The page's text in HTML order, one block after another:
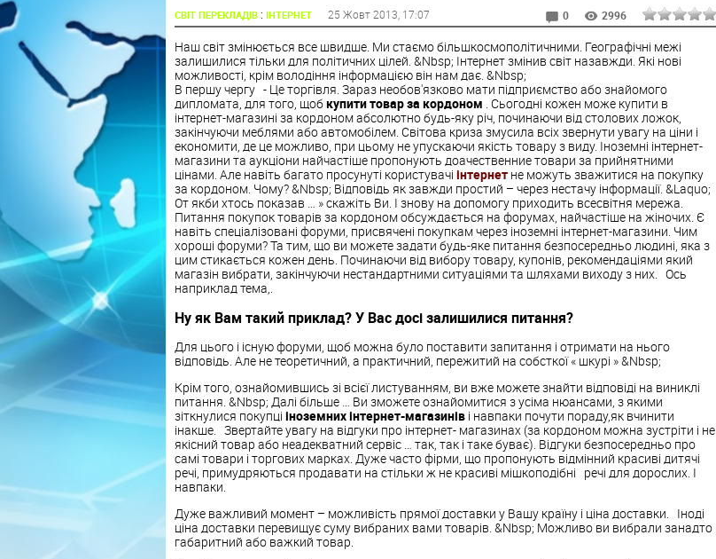
СВІТ ПЕРЕКЛАДІВ: ІНТЕРНЕТ 25 Жовт 2013 , 17:07 0 2996
Наш світ змінюється все швидше. Ми стаємо більшкосмополітичними. Географічні межі
залишилися тільки для політичних цілей. &Nbsp; Інтернет змінив світ назавжди. Які нові
можливості, крім володіння інформацією він нам дає. &Nbsp;
В першу чергу - Це торгівля. Зараз необов'язково мати підприємство або знайомого
дипломата, для того, щобкупити товар за кордоном . Сьогодні кожен може купити в
інтернет-магазині за кордоном абсолютно будь-яку річ, починаючи від столових ложок,
закінчуючи меблями або автомобілем. Світова криза змусила всіх звернути увагу на ціни і
економити, де це можливо, при цьому не упускаючи якість товару з виду. Іноземні інтернет-
магазини та аукціони найчастіше пропонують доачественние товари за прийнятними
цінами. Але навіть багато просунуті користувачі інтернетне можуть зважитися на покупку
за кордоном. Чому? &Nbsp; Відповідь як завжди простий – через нестачу інформації. &Laquo;
От якби хтось показав … » скажіть Ви. І знову на допомогу приходить всесвітня мережа.
Питання покупок товарів за кордоном обсуждається на форумах, найчастіше на жіночих. Є
навіть спеціалізовані форуми, присвячені покупкам через іноземні інтернет-магазини. Чим
хороші форуми? Та тим, що ви можете задати будь-яке питання безпосередньо людині, яка з
цим стикається кожен день. Починаючи від вибору товару, купонів, рекомендаціями який
магазін вибрати, закінчуючи нестандартними ситуаціями та шляхами виходу з них. Ось
наприклад тема,.
Ну як Вам такий приклад? У Вас досі залишилися питання?
Для цього і існую форуми, щоб можна було поставити запитання і отримати на нього
відповідь. Але не теоретичний, а практичний, пережитий на собсткої « шкурі » &Nbsp;
Крім того, ознайомившись зі всієї листуванням, ви вже можете знайти відповіді на виниклі
питання. &Nbsp; Далі більше … Ви зможете ознайомитися з усіма нюансами, з якими
зіткнулися покупці іноземних інтернет-магазинів і навпаки почути пораду,як вчинити
інакше. Звертайте увагу на відгуки про інтернет- магазинах (за кордоном можна зустріти і не
якісний товар або неадекватний сервіс … так, так і таке буває). Відгуки безпосередньо про
самі товари і торгових марках. Дуже часто фірми, що пропонують відмінний красиві дитячі
речі, примудряються продавати на стільки ж не красиві мішкоподібні речі для дорослих. І
навпаки.
Дуже важливий момент – можливість прямої доставки у Вашу країну і ціна доставки. Іноді
ціна доставки перевищує суму вибраних вами товарів. &Nbsp; Можливо ви вибрали занадто
габаритний або важкий товар.